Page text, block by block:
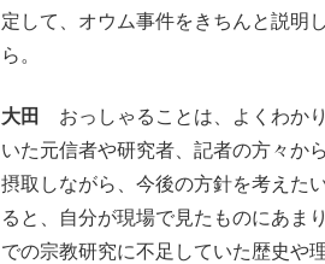
定して、オウム事件をきちんと説明
ら。
大田
おっしゃることは、よくわか
いた元信者や研究者、記者の方々か
摂取しながら、今後の方針を考えた
ると、自分が現場で見たものにあま
での宗教研究に不足していた歴史や